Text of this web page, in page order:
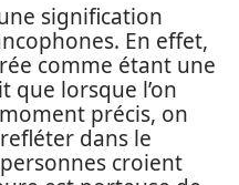
signification
En effet,
comme étant une
que lorsque l’on
précis, on
dans le
croient